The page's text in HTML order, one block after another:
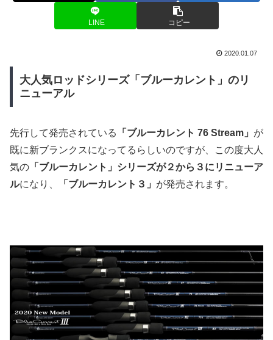
LINE コピー
2020.01.07
大人気ロッドシリーズ「ブルーカレント」のリ
ニューアル
先行して発売されている 「ブルーカレント 76 Stream」 が
既に新ブランクスになってるらしいのですが、この度大人
気の 「ブルーカレント」シリーズが２から３にリニューア
ルになり、 「ブルーカレント３」 が発売されます。